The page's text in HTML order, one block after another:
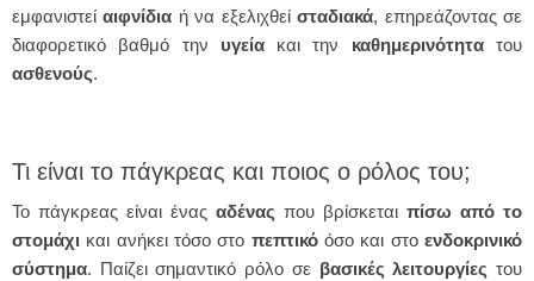
εμφανιστείαιφνίδια ή να εξελιχθείσταδιακά, επηρεάζοντας σε
διαφορετικό βαθμό την υγείακαι την καθημερινότητατου
ασθενούς.
Τι είναι το πάγκρεας και ποιος ο ρόλος του;
Το πάγκρεας είναι ένας αδένας που βρίσκεται πίσω από το
στομάχι και ανήκει τόσο στο πεπτικόόσο και στοενδοκρινικό
σύστημα. Παίζει σημαντικό ρόλο σε βασικές λειτουργίες του